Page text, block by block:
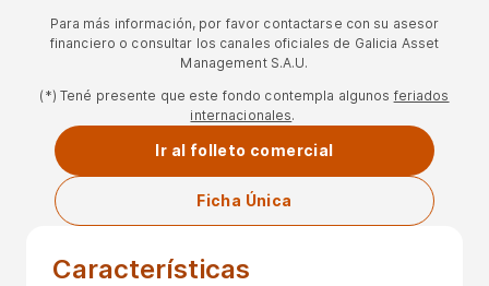
Para más información, por favor contactarse con su asesor
financiero o consultar los canales oficiales de Galicia Asset
Management S.A.U.
(*) Tené presente que este fondo contempla algunos feriados
internacionales.
Ir al folleto comercial
Ficha Única
Características